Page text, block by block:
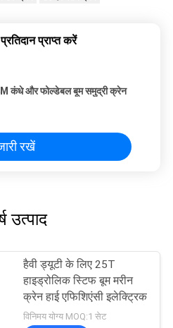
प्राप्त करें
कंधे और फोल्डेबल बूम समुद्री क्रेन
रखें
उत्पाद
हैवी ड्यूटी के लिए 25T
हाइड्रोलिक स्टिफ बूम मरीन
क्रेन हाई एफिशिएंसी इलेक्ट्रिक
विनिमय योग्य MOQ:1 सेट